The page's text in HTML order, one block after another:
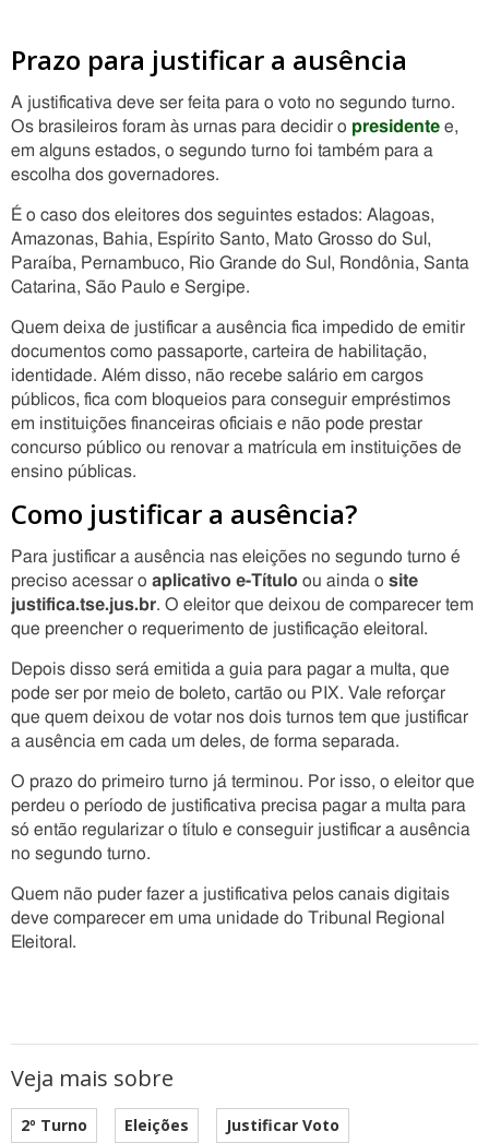
Prazo para justificar a ausência
A justificativa deve ser feita para o voto no segundo turno.
Os brasileiros foram às urnas para decidir o presidente e,
em alguns estados, o segundo turno foi também para a
escolha dos governadores.
É o caso dos eleitores dos seguintes estados: Alagoas,
Amazonas, Bahia, Espírito Santo, Mato Grosso do Sul,
Paraíba, Pernambuco, Rio Grande do Sul, Rondônia, Santa
Catarina, São Paulo e Sergipe.
Quem deixa de justificar a ausência fica impedido de emitir
documentos como passaporte, carteira de habilitação,
identidade. Além disso, não recebe salário em cargos
públicos, fica com bloqueios para conseguir empréstimos
em instituições financeiras oficiais e não pode prestar
concurso público ou renovar a matrícula em instituições de
ensino públicas.
Como justificar a ausência?
Para justificar a ausência nas eleições no segundo turno é
preciso acessar o aplicativo e-Título ou ainda o site
justifica.tse.jus.br. O eleitor que deixou de comparecer tem
que preencher o requerimento de justificação eleitoral.
Depois disso será emitida a guia para pagar a multa, que
pode ser por meio de boleto, cartão ou PIX. Vale reforçar
que quem deixou de votar nos dois turnos tem que justificar
a ausência em cada um deles, de forma separada.
O prazo do primeiro turno já terminou. Por isso, o eleitor que
perdeu o período de justificativa precisa pagar a multa para
só então regularizar o título e conseguir justificar a ausência
no segundo turno.
Quem não puder fazer a justificativa pelos canais digitais
deve comparecer em uma unidade do Tribunal Regional
Eleitoral.
Veja mais sobre
2º Turno Eleições Justificar Voto